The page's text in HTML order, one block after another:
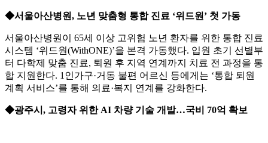
◆서울아산병원, 노년 맞춤형 통합 진료 ‘위드원’ 첫 가동
서울아산병원이 65세 이상 고위험 노년 환자를 위한 통합 진료
시스템 ‘위드원(WithONE)’을 본격 가동했다. 입원 초기 선별부
터 다학제 맞춤 진료, 퇴원 후 지역 연계까지 치료 전 과정을 통
합 지원한다. 1인가구·거동 불편 어르신 등에게는 ‘통합 퇴원
계획 서비스’를 통해 의료·복지 연계를 강화한다.
◆광주시, 고령자 위한 AI 차량 기술 개발…국비 70억 확보